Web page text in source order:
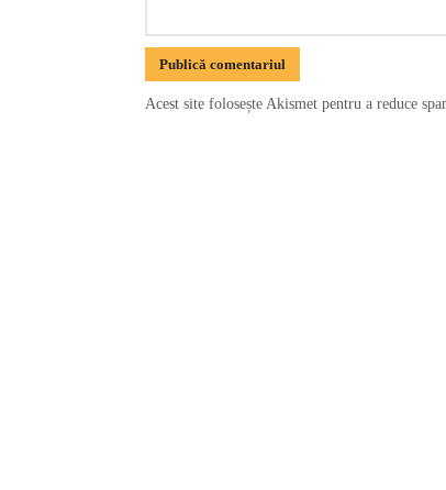
Acest site folosește Akismet pentru a reduce